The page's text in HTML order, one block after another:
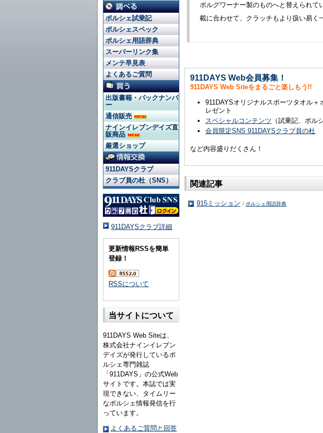
ボルグワーナー製のものへと替えられ
載に合わせて、クラッチもより扱い易く
911DAYS Web会員募集！
911DAYS Web Siteをまるごと楽しもう!!
911DAYSオリジナルスポーツタオル＋
レゼント
スペシャルコンテンツ （試乗記、ポル
会員限定SNS 911DAYSクラブ員の杜
など内容盛りだくさん！
関連記事
915ミッション / ポルシェ用語辞典
ポルシェ試乗記
ポルシェスペック
ポルシェ用語辞典
スーパーリンク集
メンテ早見表
よくあるご質問
出版書籍・バックナンバ
ー
通信販売
ナインイレブンデイズ直
販商品
厳選ショップ
911DAYSクラブ
クラブ員の杜（SNS）
911DAYSクラブ詳細
更新情報RSSを簡単
登録！
RSSについて
当サイトについて
911DAYS Web Siteは、
株式会社ナインイレブン
デイズが発行しているポ
ルシェ専門雑誌
「911DAYS」の公式Web
サイトです。本誌では実
現できない、タイムリー
なポルシェ情報発信を行
っています。
よくあるご質問と回答